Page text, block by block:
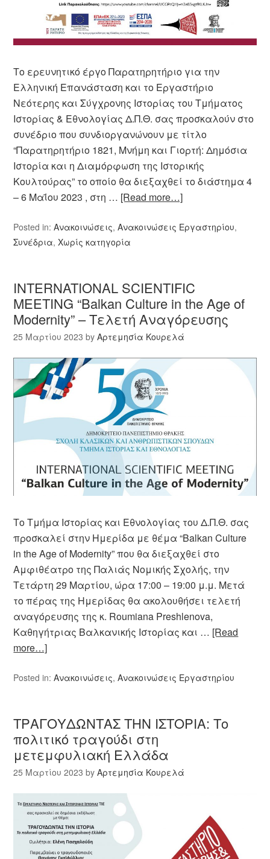
Το ερευνητικό έργο Παρατηρητήριο για την
Ελληνική Επανάσταση και το Εργαστήριο
Νεότερης και Σύγχρονης Ιστορίας του Τμήματος
Ιστορίας & Εθνολογίας Δ.Π.Θ. σας προσκαλούν στο
συνέδριο που συνδιοργανώνουν με τίτλο
“Παρατηρητήριο 1821, Μνήμη και Γιορτή: Δημόσια
Ιστορία και η Διαμόρφωση της Ιστορικής
Κουλτούρας” το οποίο θα διεξαχθεί το διάστημα 4
– 6 Μαΐου 2023 , στη … [Read more…]
Posted in:Ανακοινώσεις,Ανακοινώσεις Εργαστηρίου,
Συνέδρια,Χωρίς κατηγορία
INTERNATIONAL SCIENTIFIC
MEETING “Balkan Culture in the Age of
Modernity” – Τελετή Αναγόρευσης
25 Μαρτίου 2023 byΑρτεμησία Κουρελά
Το Τμήμα Ιστορίας και Εθνολογίας του Δ.Π.Θ. σας
προσκαλεί στην Ημερίδα με θέμα “Balkan Culture
in the Age of Modernity” που θα διεξαχθεί στο
Αμφιθέατρο της Παλιάς Νομικής Σχολής, την
Τετάρτη 29 Μαρτίου, ώρα 17:00 – 19:00 μ.μ. Μετά
το πέρας της Ημερίδας θα ακολουθήσει τελετή
αναγόρευσης της κ. Roumiana Preshlenova,
Καθηγήτριας Βαλκανικής Ιστορίας και … [Read
more…]
Posted in:Ανακοινώσεις,Ανακοινώσεις Εργαστηρίου
ΤΡΑΓΟΥΔΩΝΤΑΣ ΤΗΝ ΙΣΤΟΡΙΑ: Το
πολιτικό τραγούδι στη
μετεμφυλιακή Ελλάδα
25 Μαρτίου 2023 byΑρτεμησία Κουρελά